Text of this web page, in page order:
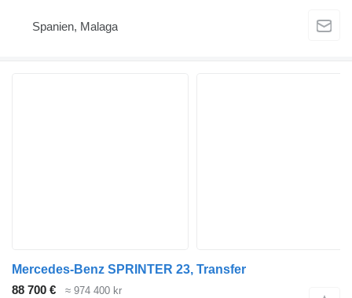
Spanien, Malaga
Mercedes-Benz SPRINTER 23, Transfer
88 700 €
≈ 974 400 kr